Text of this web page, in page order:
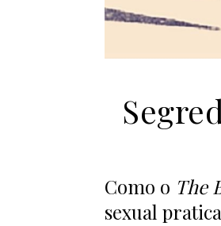
Como o The
sexual